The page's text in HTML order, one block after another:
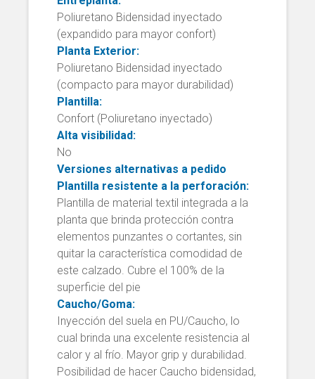
Poliuretano Bidensidad inyectado
(expandido para mayor confort)
Planta Exterior:
Poliuretano Bidensidad inyectado
(compacto para mayor durabilidad)
Plantilla:
Confort (Poliuretano inyectado)
Alta visibilidad:
No
Versiones alternativas a pedido
Plantilla resistente a la perforación:
Plantilla de material textil integrada a la
planta que brinda protección contra
elementos punzantes o cortantes, sin
quitar la característica comodidad de
este calzado. Cubre el 100% de la
superficie del pie
Caucho/Goma:
Inyección del suela en PU/Caucho, lo
cual brinda una excelente resistencia al
calor y al frío. Mayor grip y durabilidad.
Posibilidad de hacer Caucho bidensidad,